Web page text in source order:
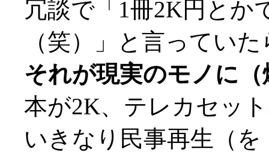
冗談で「1冊2K円とか
（笑）」と言っていた
それが現実のモノに（
本が2K、テレカセッ
いきなり民事再生（を